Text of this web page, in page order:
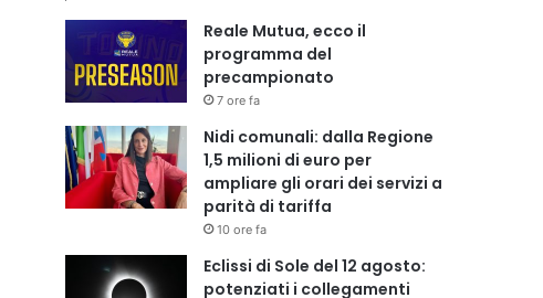
Reale Mutua, ecco il
programma del
precampionato
7 ore fa
Nidi comunali: dalla Regione
1,5 milioni di euro per
ampliare gli orari dei servizi a
parità di tariffa
10 ore fa
Eclissi di Sole del 12 agosto:
potenziati i collegamenti